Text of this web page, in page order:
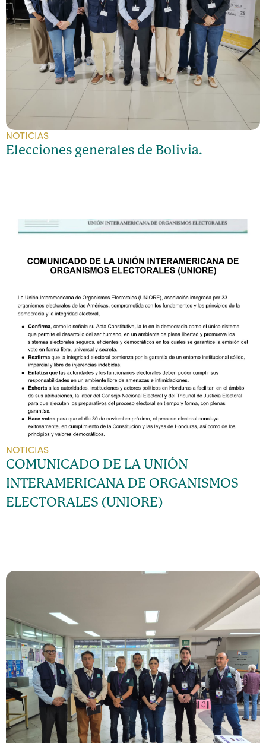
NOTICIAS
Elecciones generales de Bolivia.
NOTICIAS
COMUNICADO DE LA UNIÓN
INTERAMERICANA DE ORGANISMOS
ELECTORALES (UNIORE)